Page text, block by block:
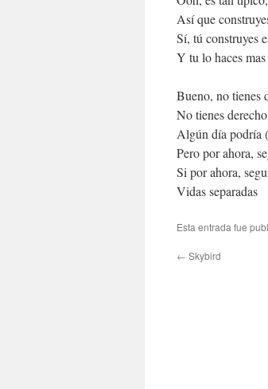
Así que
Sí, tú construyes
Y tu lo haces
Bueno, no tienes
No tienes
Algún día podría
Pero por ahora,
Si por ahora,
Vidas separadas
Esta entrada fue
← Skybird